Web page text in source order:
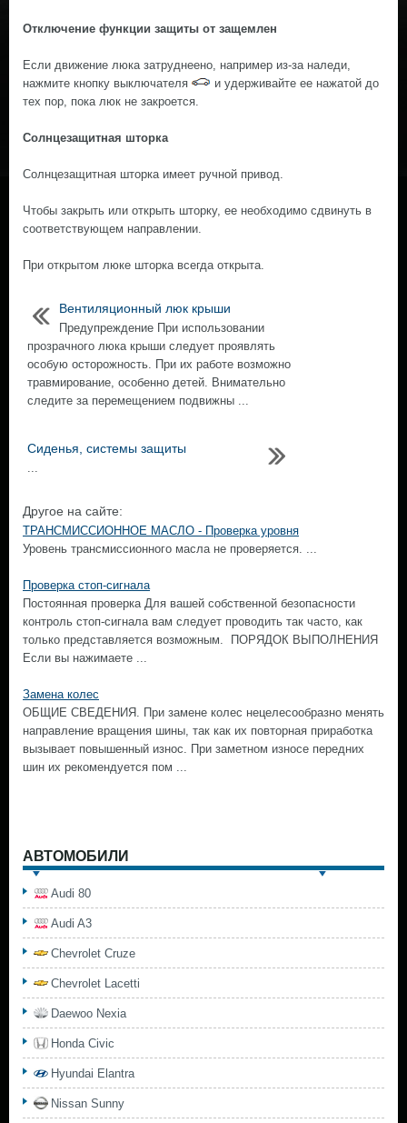
Отключение функции защиты от защемлен
Если движение люка затруднeeно, например из-за наледи,
нажмите кнопку выключателя
и удерживайте ee нажатой до
тех пор, пока люк не закроется.
Солнцезащитная шторка
Солнцезащитная шторка имeeт ручной привод.
Чтобы закрыть или открыть шторку, ee необходимо сдвинуть в
соответствующем направлении.
При открытом люке шторка всегда открыта.
Вентиляционный люк крыши
Предупреждение При использовании
прозрачного люка крыши следует проявлять
особую осторожность. При их работе возможно
травмирование, особенно детей. Внимательно
следите за перемещением подвижны ...
Сиденья, системы защиты
...
Другое на сайте:
ТРАНСМИССИОННОЕ МАСЛО - Проверка уровня
Уровень трансмиссионного масла не проверяется. ...
Проверка стоп-сигнала
Постоянная проверка Для вашей собственной безопасности
контроль стоп-сигнала вам следует проводить так часто, как
только представляется возможным. ПОРЯДОК ВЫПОЛНЕНИЯ
Если вы нажимаете ...
Замена колес
ОБЩИЕ СВЕДЕНИЯ. При замене колес нецелесообразно менять
направление вращения шины, так как их повторная приработка
вызывает повышенный износ. При заметном износе передних
шин их рекомендуется пом ...
АВТОМОБИЛИ
Audi 80
Audi A3
Chevrolet Cruze
Chevrolet Lacetti
Daewoo Nexia
Honda Civic
Hyundai Elantra
Nissan Sunny